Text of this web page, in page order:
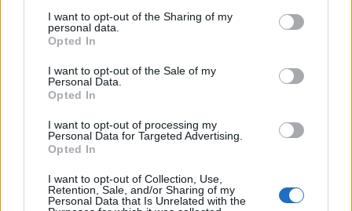
not limited to your visit or usage behaviour. You may click to
grant or deny consent to Google and its third-party tags to
use your data for below specified purposes in below Google
consent section.
I want to opt-out of the Sharing of my
personal data.
Opted In
I want to opt-out of the Sale of my
Personal Data.
Opted In
I want to opt-out of processing my
Personal Data for Targeted Advertising.
Opted In
I want to opt-out of Collection, Use,
Retention, Sale, and/or Sharing of my
Personal Data that Is Unrelated with the
ami, ma quella scintilla può sicuramente svanire.
Ma come fai a far perdere peso a tuo
marito?
Questa è una domanda difficile, perché non puoi
controllare qualcun altro e non puoi cambiare il
comportamento di nessun altro. Ma di recente ho
dimagrire, ma suo marito ordina ancora troppo